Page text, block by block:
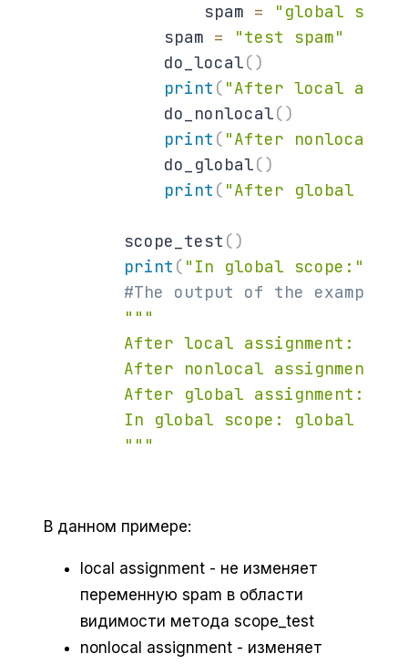
                spam
=
"global spam"
            spam
=
"test spam"
            do_local
()
print ( "After local
            do_nonlocal
()
print ( "After nonlocal
            do_global
()
print ( "After global
        scope_test
()
print ( "In global scope:"
#The output of the example
"""
After local assignment:
After nonlocal assignment:
After global assignment:
        In global scope: global spam
        """
В данном примере:
local assignment - не изменяет
переменную spam в области
видимости метода scope_test
nonlocal assignment - изменяет